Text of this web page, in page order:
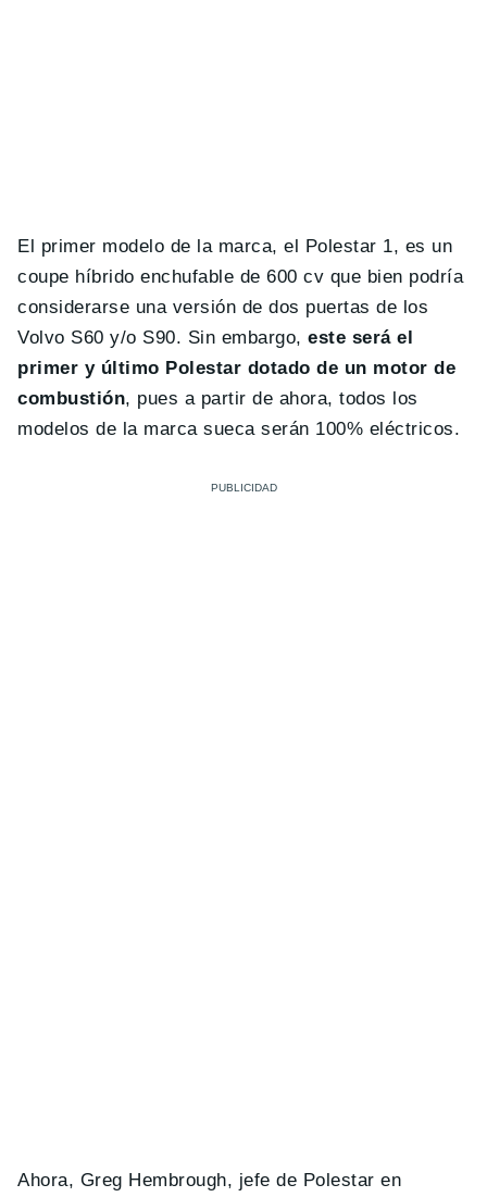
El primer modelo de la marca, el Polestar 1, es un
coupe híbrido enchufable de 600 cv que bien podría
considerarse una versión de dos puertas de los
Volvo S60 y/o S90. Sin embargo,este será el
primer y último Polestar dotado de un motor de
combustión, pues a partir de ahora, todos los
modelos de la marca sueca serán 100% eléctricos.
Ahora, Greg Hembrough, jefe de Polestar en